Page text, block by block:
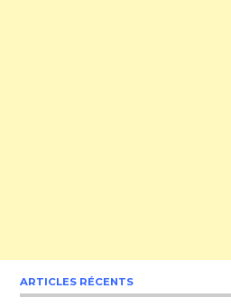
ARTICLES RÉCENTS